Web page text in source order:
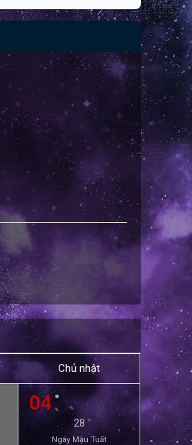
Chủ nhật
04
28
Ngày Mậu Tuất